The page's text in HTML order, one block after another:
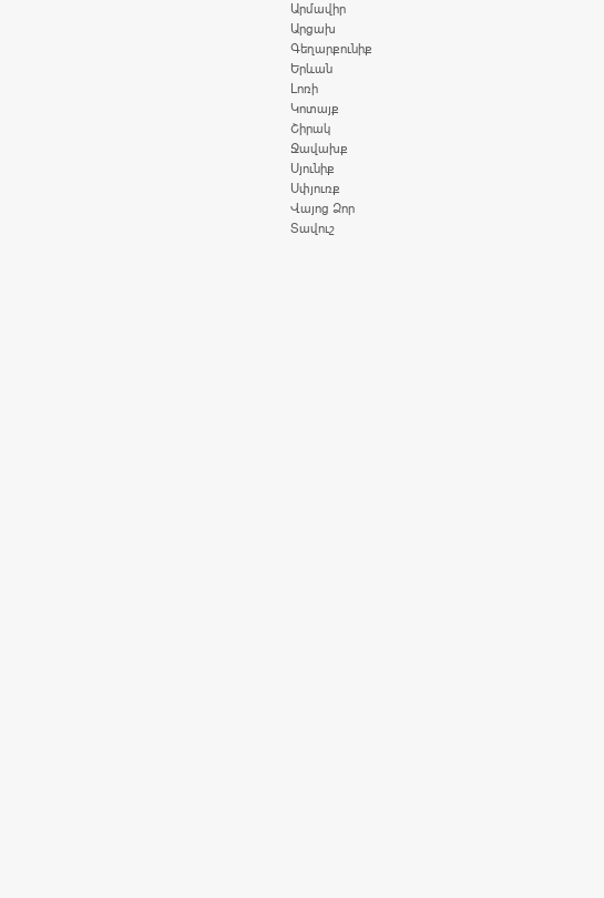
Արմավիր
Արցախ
Գեղարքունիք
Երևան
Լոռի
Կոտայք
Շիրակ
Ջավախք
Սյունիք
Սփյուռք
Վայոց Ձոր
Տավուշ